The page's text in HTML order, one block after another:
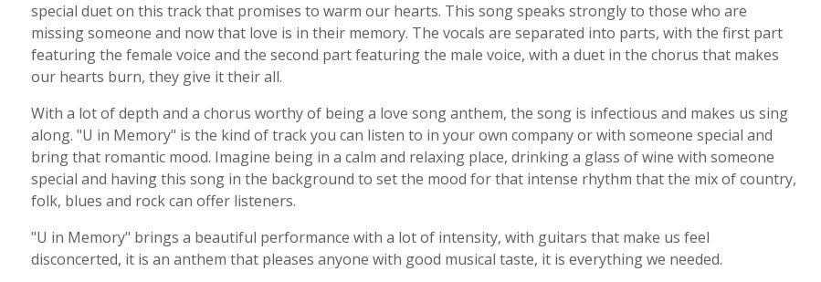
special duet on this track that promises to warm our hearts. This song speaks strongly to those who are
missing someone and now that love is in their memory. The vocals are separated into parts, with the first part
featuring the female voice and the second part featuring the male voice, with a duet in the chorus that makes
our hearts burn, they give it their all.
With a lot of depth and a chorus worthy of being a love song anthem, the song is infectious and makes us sing
along. "U in Memory" is the kind of track you can listen to in your own company or with someone special and
bring that romantic mood. Imagine being in a calm and relaxing place, drinking a glass of wine with someone
special and having this song in the background to set the mood for that intense rhythm that the mix of country,
folk, blues and rock can offer listeners.
"U in Memory" brings a beautiful performance with a lot of intensity, with guitars that make us feel
disconcerted, it is an anthem that pleases anyone with good musical taste, it is everything we needed.